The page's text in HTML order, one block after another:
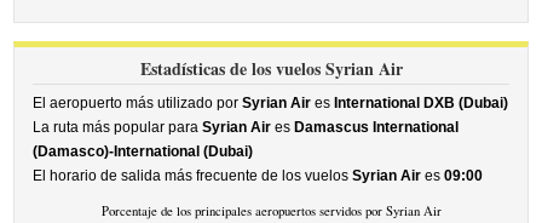
Estadísticas de los vuelos Syrian Air
El aeropuerto más utilizado porSyrian Air es International DXB (Dubai)
La ruta más popular paraSyrian Air es Damascus International
(Damasco)-International (Dubai)
El horario de salida más frecuente de los vuelosSyrian Air es09:00
Porcentaje de los principales aeropuertos servidos por Syrian Air